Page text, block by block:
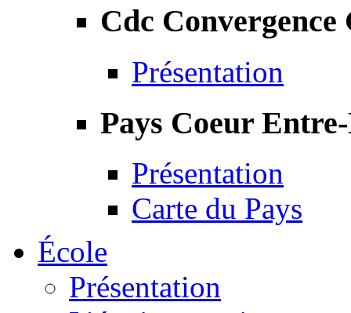
Cdc Convergence
Présentation
Pays Coeur
Présentation
Carte du Pays
École
Présentation